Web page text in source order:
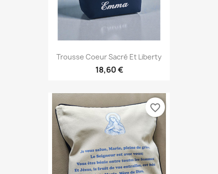
Trousse Coeur Sacré Et Liberty
18,60 €
favorite_border